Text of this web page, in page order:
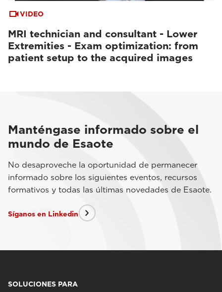
VIDEO
MRI technician and consultant - Lower
Extremities - Exam optimization: from
patient setup to the acquired images
Manténgase informado sobre el
mundo de Esaote
No desaproveche la oportunidad de permanecer
informado sobre los siguientes eventos, recursos
formativos y todas las últimas novedades de Esaote.
Síganos en Linkedin
SOLUCIONES PARA